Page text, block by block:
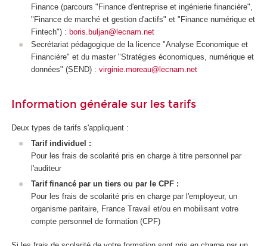
Finance (parcours "Finance d'entreprise et ingénierie financière",
"Finance de marché et gestion d'actifs" et "Finance numérique et
Fintech") : boris.buljan@lecnam.net
Secrétariat pédagogique de la licence "Analyse Economique et
Financière" et du master "Stratégies économiques, numérique et
données" (SEND) : virginie.moreau@lecnam.net
Information générale sur les tarifs
Deux types de tarifs s'appliquent :
Tarif individuel :
Pour les frais de scolarité pris en charge à titre personnel par
l'auditeur
Tarif financé par un tiers ou par le CPF :
Pour les frais de scolarité pris en charge par l'employeur, un
organisme paritaire, France Travail et/ou en mobilisant votre
compte personnel de formation (CPF)